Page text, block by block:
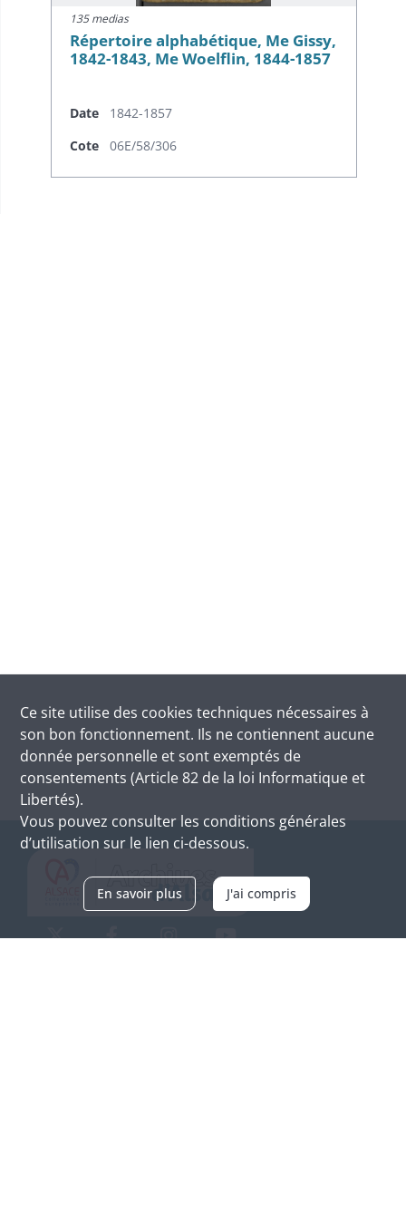
135 medias
Répertoire alphabétique, Me Gissy,
1842-1843, Me Woelflin, 1844-1857
Date
1842-1857
Cote
06E/58/306
Ce site utilise des cookies techniques nécessaires à
son bon fonctionnement. Ils ne contiennent aucune
donnée personnelle et sont exemptés de
consentements (Article 82 de la loi Informatique et
Libertés).
Vous pouvez consulter les conditions générales
d’utilisation sur le lien ci-dessous.
En savoir plus J'ai compris